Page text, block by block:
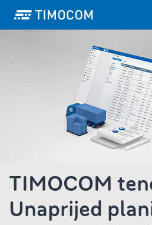
TIMOCOM
Unaprijed